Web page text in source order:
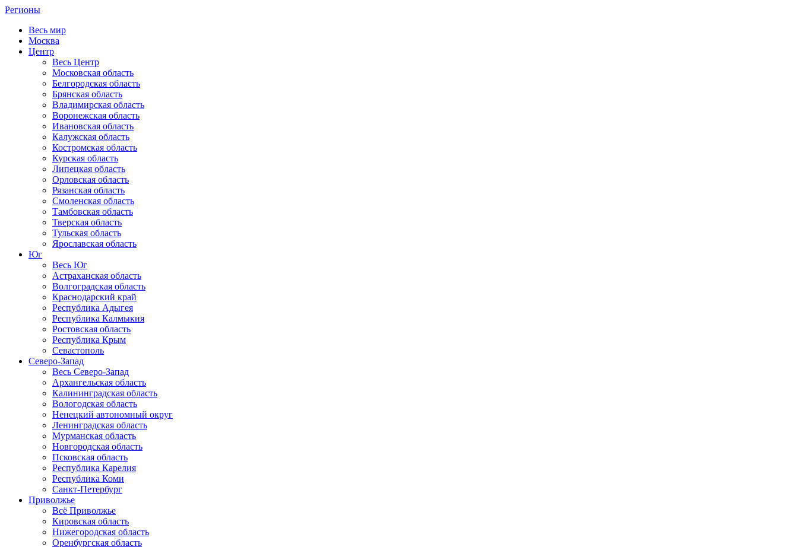
Регионы
Весь мир
Москва
Центр
Весь Центр
Московская область
Белгородская область
Брянская область
Владимирская область
Воронежская область
Ивановская область
Калужская область
Костромская область
Курская область
Липецкая область
Орловская область
Рязанская область
Смоленская область
Тамбовская область
Тверская область
Тульская область
Ярославская область
Юг
Весь Юг
Астраханская область
Волгоградская область
Краснодарский край
Республика Адыгея
Республика Калмыкия
Ростовская область
Республика Крым
Севастополь
Северо-Запад
Весь Северо-Запад
Архангельская область
Калининградская область
Вологодская область
Ненецкий автономный округ
Ленинградская область
Мурманская область
Новгородская область
Псковская область
Республика Карелия
Республика Коми
Санкт-Петербург
Приволжье
Всё Приволжье
Кировская область
Нижегородская область
Оренбургская область